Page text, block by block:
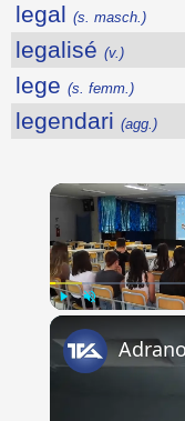
legal (s. masch.)
legalisé (v.)
lege (s. femm.)
legendari (agg.)